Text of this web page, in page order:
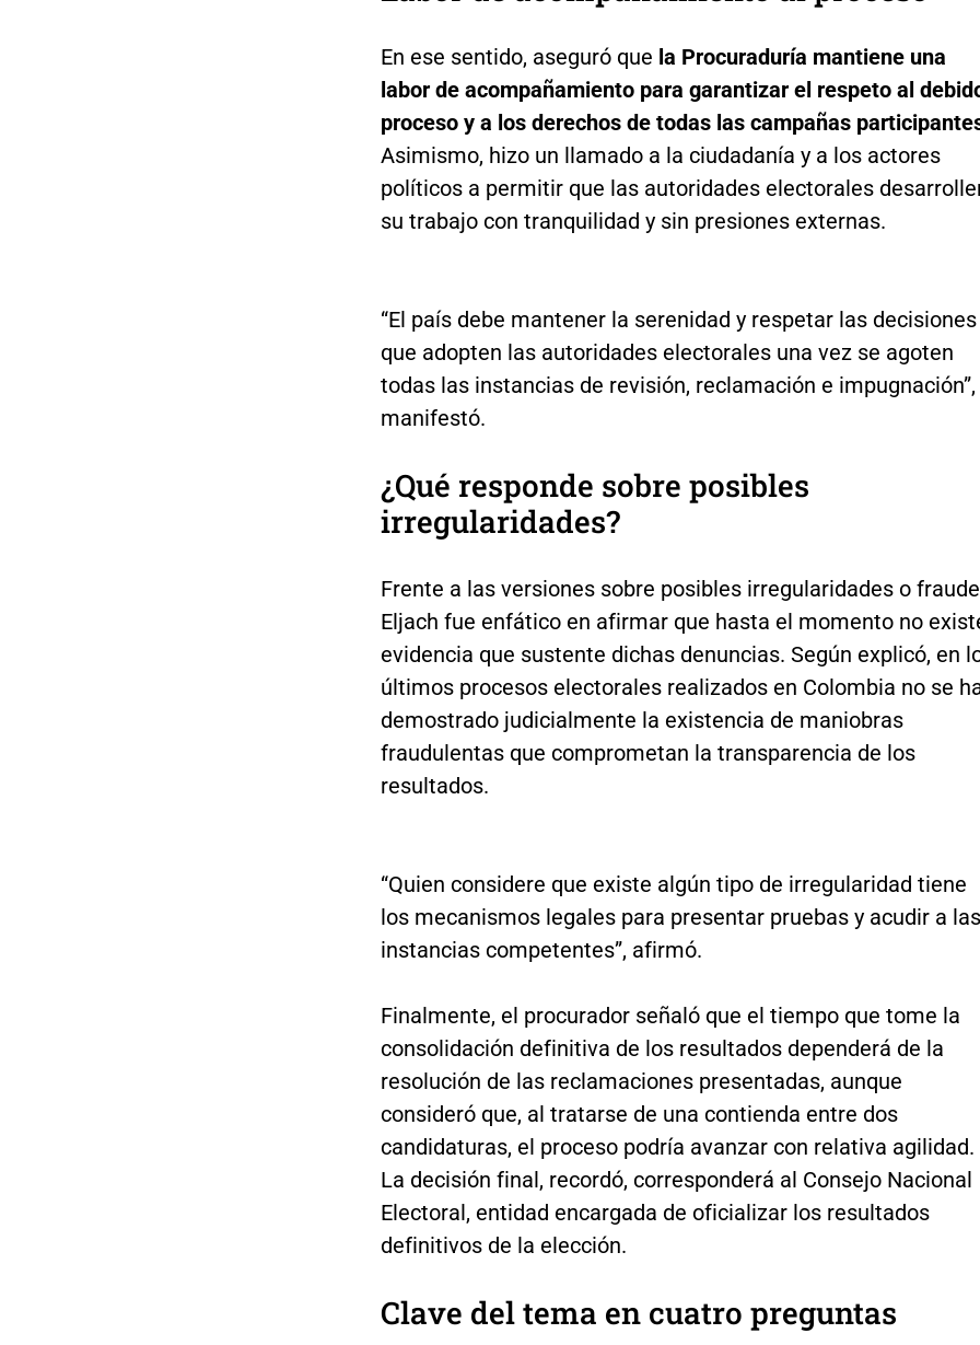
En ese sentido, aseguró que la Procuraduría mantiene una
labor de acompañamiento para garantizar el respeto al
proceso y a los derechos de todas las campañas
Asimismo, hizo un llamado a la ciudadanía y a los actores
políticos a permitir que las autoridades electorales
su trabajo con tranquilidad y sin presiones externas.
“El país debe mantener la serenidad y respetar las decisiones
que adopten las autoridades electorales una vez se agoten
todas las instancias de revisión, reclamación e impugnación”,
manifestó.
¿Qué responde sobre posibles
irregularidades?
Frente a las versiones sobre posibles irregularidades o
Eljach fue enfático en afirmar que hasta el momento no
evidencia que sustente dichas denuncias. Según explicó, en
últimos procesos electorales realizados en Colombia no se
demostrado judicialmente la existencia de maniobras
fraudulentas que comprometan la transparencia de los
resultados.
“Quien considere que existe algún tipo de irregularidad tiene
los mecanismos legales para presentar pruebas y acudir a las
instancias competentes”, afirmó.
Finalmente, el procurador señaló que el tiempo que tome la
consolidación definitiva de los resultados dependerá de la
resolución de las reclamaciones presentadas, aunque
consideró que, al tratarse de una contienda entre dos
candidaturas, el proceso podría avanzar con relativa agilidad.
La decisión final, recordó, corresponderá al Consejo Nacional
Electoral, entidad encargada de oficializar los resultados
definitivos de la elección.
Clave del tema en cuatro preguntas